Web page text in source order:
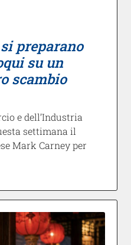
preparano
su un
scambio
e dell’Industria
settimana il
Mark Carney per